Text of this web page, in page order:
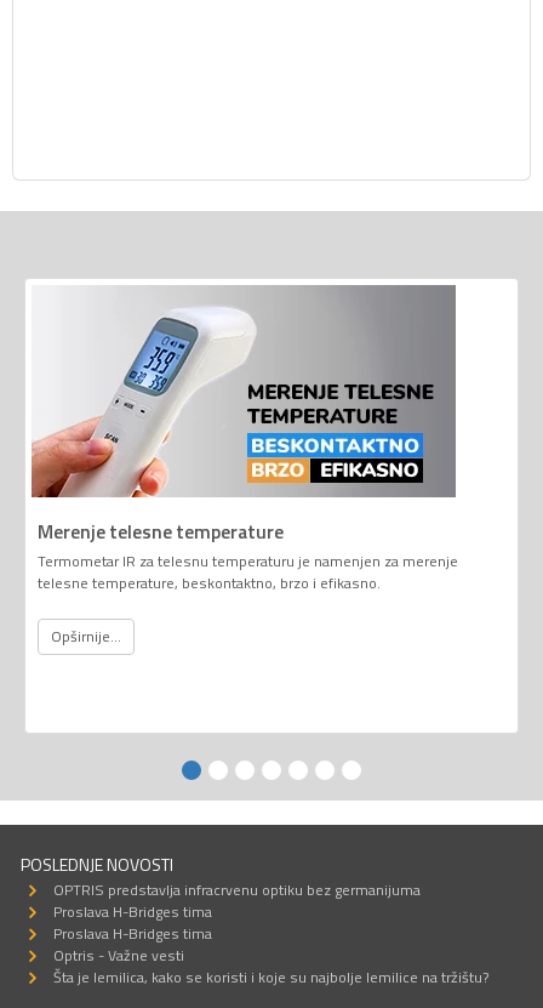
Merenje telesne temperature
Termometar IR za telesnu temperaturu je namenjen za merenje
telesne temperature, beskontaktno, brzo i efikasno.
Opširnije...
POSLEDNJE NOVOSTI
OPTRIS predstavlja infracrvenu optiku bez germanijuma
Proslava H-Bridges tima
Proslava H-Bridges tima
Optris - Važne vesti
Šta je lemilica, kako se koristi i koje su najbolje lemilice na tržištu?